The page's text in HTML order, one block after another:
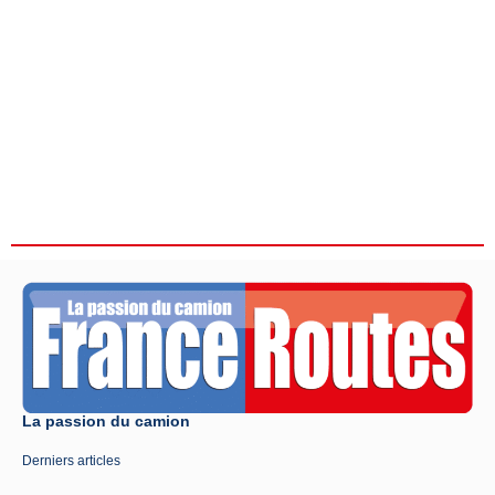
La passion du camion
Derniers articles